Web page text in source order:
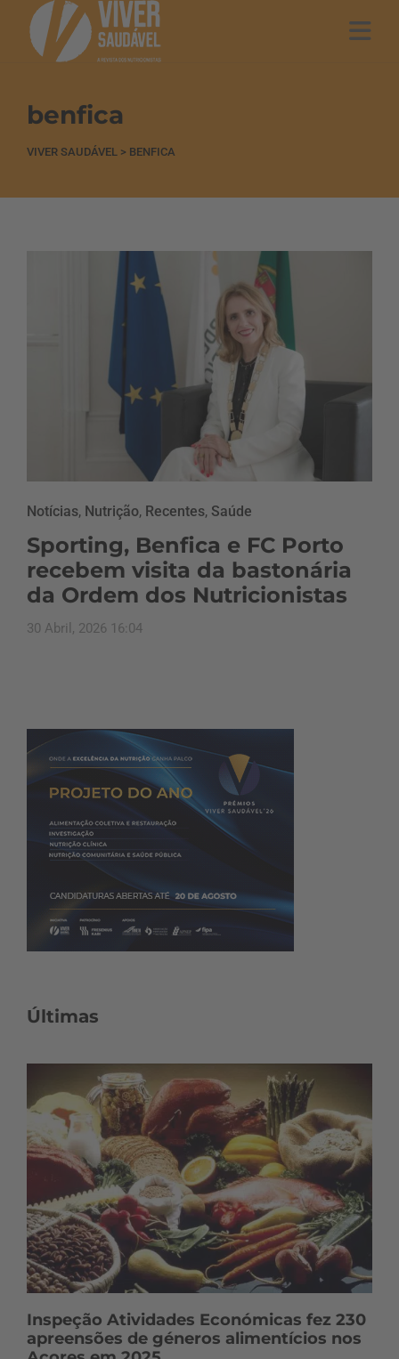
benfica
VIVER SAUDÁVEL > BENFICA
Notícias, Nutrição, Recentes, Saúde
Sporting, Benfica e FC Porto
recebem visita da bastonária
da Ordem dos Nutricionistas
30 Abril, 2026 16:04
Últimas
Inspeção Atividades Económicas fez 230
apreensões de géneros alimentícios nos